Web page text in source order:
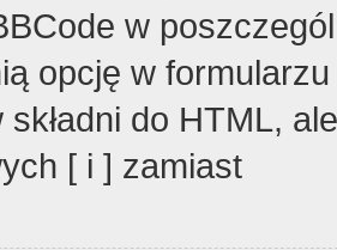
w
opcję w
składni do HTML,
[ i ] zamiast